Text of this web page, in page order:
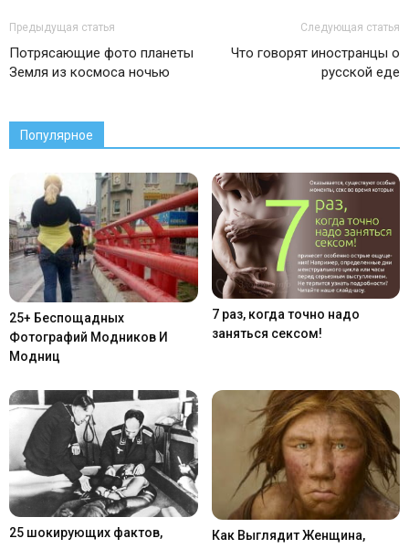
Предыдущая статья
Потрясающие фото планеты
Земля из космоса ночью
Следующая статья
Что говорят иностранцы о
русской еде
Популярное
25+ Беспощадных
Фотографий Модников И
Модниц
7 раз, когда точно надо
заняться сексом!
25 шокирующих фактов,
Как Выглядит Женщина,